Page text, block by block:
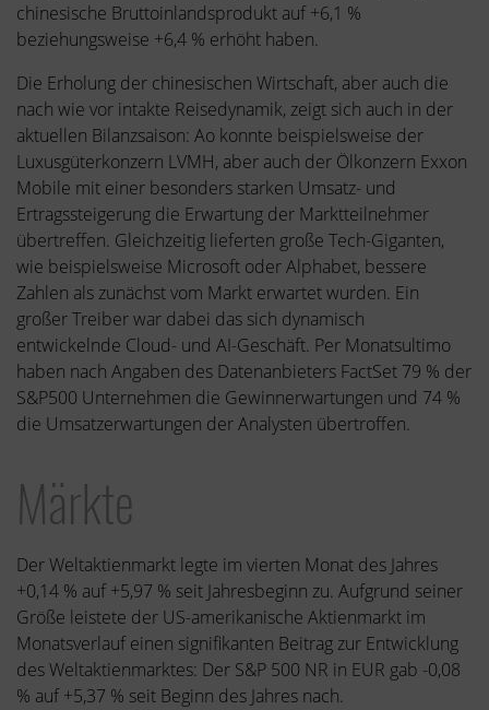
chinesische Bruttoinlandsprodukt auf +6,1 %
beziehungsweise +6,4 % erhöht haben.
Die Erholung der chinesischen Wirtschaft, aber auch die
nach wie vor intakte Reisedynamik, zeigt sich auch in der
aktuellen Bilanzsaison: Ao konnte beispielsweise der
Luxusgüterkonzern LVMH, aber auch der Ölkonzern Exxon
Mobile mit einer besonders starken Umsatz- und
Ertragssteigerung die Erwartung der Marktteilnehmer
übertreffen. Gleichzeitig lieferten große Tech-Giganten,
wie beispielsweise Microsoft oder Alphabet, bessere
Zahlen als zunächst vom Markt erwartet wurden. Ein
großer Treiber war dabei das sich dynamisch
entwickelnde Cloud- und AI-Geschäft. Per Monatsultimo
haben nach Angaben des Datenanbieters FactSet 79 % der
S&P500 Unternehmen die Gewinnerwartungen und 74 %
die Umsatzerwartungen der Analysten übertroffen.
Märkte
Der Weltaktienmarkt legte im vierten Monat des Jahres
+0,14 % auf +5,97 % seit Jahresbeginn zu. Aufgrund seiner
Größe leistete der US-amerikanische Aktienmarkt im
Monatsverlauf einen signifikanten Beitrag zur Entwicklung
des Weltaktienmarktes: Der S&P 500 NR in EUR gab -0,08
% auf +5,37 % seit Beginn des Jahres nach.